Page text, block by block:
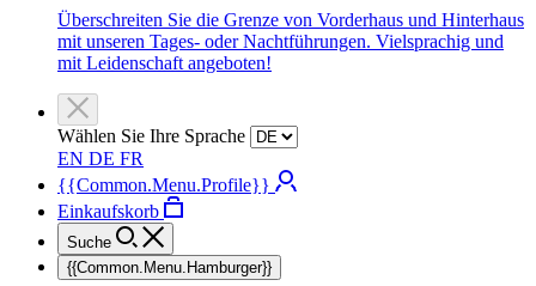
Überschreiten Sie die Grenze von Vorderhaus und Hinterhaus
mit unseren Tages- oder Nachtführungen. Vielsprachig und
mit Leidenschaft angeboten!
Wählen Sie Ihre Sprache
EN DE FR
{{Common.Menu.Profile}}
Einkaufskorb
Suche
{{Common.Menu.Hamburger}}